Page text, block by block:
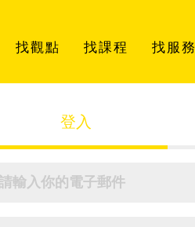
找觀點 找課程 找服務
登入